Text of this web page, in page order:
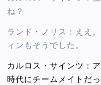
ね？
ランド・ノリス：ええ
ィンもそうでした。
カルロス・サインツ：
時代にチームメイトだ